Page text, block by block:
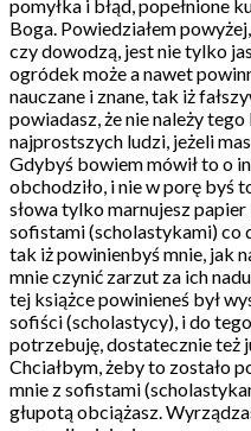
pomyłka i błąd, popełnione
Boga. Powiedziałem
czy dowodzą, jest nie tylko
ogródek może a nawet
nauczane i znane, tak iż
powiadasz, że nie należy
najprostszych ludzi, jeżeli
Gdybyś bowiem mówił to o
obchodziło, i nie w porę byś
słowa tylko marnujesz
sofistami (scholastykami) co
tak iż powinienbyś mnie, jak
mnie czynić zarzut za ich
tej książce powinieneś był
sofiści (scholastycy), i do
potrzebuję, dostatecznie też
Chciałbym, żeby to zostało
mnie z sofistami
głupotą obciążasz.